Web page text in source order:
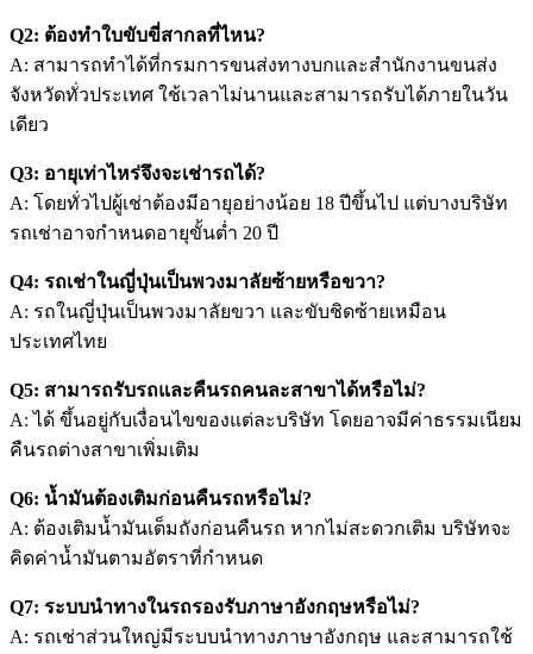
Q2: ต้องทำใบขับขี่สากลที่ไหน?
A: สามารถทำได้ที่กรมการขนส่งทางบกและสำนักงานขนส่ง
จังหวัดทั่วประเทศ ใช้เวลาไม่นานและสามารถรับได้ภายในวัน
เดียว
Q3: อายุเท่าไหร่จึงจะเช่ารถได้?
A: โดยทั่วไปผู้เช่าต้องมีอายุอย่างน้อย 18 ปีขึ้นไป แต่บางบริษัท
รถเช่าอาจกำหนดอายุขั้นต่ำ 20 ปี
Q4: รถเช่าในญี่ปุ่นเป็นพวงมาลัยซ้ายหรือขวา?
A: รถในญี่ปุ่นเป็นพวงมาลัยขวา และขับชิดซ้ายเหมือน
ประเทศไทย
Q5: สามารถรับรถและคืนรถคนละสาขาได้หรือไม่?
A: ได้ ขึ้นอยู่กับเงื่อนไขของแต่ละบริษัท โดยอาจมีค่าธรรมเนียม
คืนรถต่างสาขาเพิ่มเติม
Q6: น้ำมันต้องเติมก่อนคืนรถหรือไม่?
A: ต้องเติมน้ำมันเต็มถังก่อนคืนรถ หากไม่สะดวกเติม บริษัทจะ
คิดค่าน้ำมันตามอัตราที่กำหนด
Q7: ระบบนำทางในรถรองรับภาษาอังกฤษหรือไม่?
A: รถเช่าส่วนใหญ่มีระบบนำทางภาษาอังกฤษ และสามารถใช้